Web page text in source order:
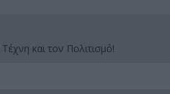
και τον Πολιτισμό!